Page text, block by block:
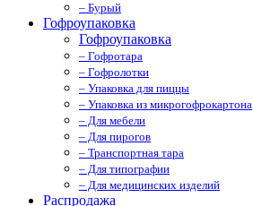
– Бурый
Гофроупаковка
Гофроупаковка
– Гофротара
– Гофролотки
– Упаковка для пиццы
– Упаковка из микрогофрокартона
– Для мебели
– Для пирогов
– Транспортная тара
– Для типографии
– Для медицинских изделий
Распродажа